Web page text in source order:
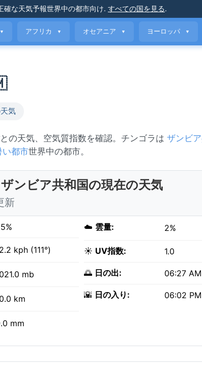
確な天気予報世界中の都市向け. すべての国を見る.
▼ アフリカ ▼ オセアニア ▼ ヨーロッパ ▼
気
の天気、空気質指数を確認。チンゴラは ザンビ
い都市世界中の都市。
ンビア共和国の現在の天気
新
kph (111°)
mb
km
mm
☁️ 雲量: 2%
☀️ UV指数: 1.0
🌅 日の出: 06:27 AM
🌇 日の入り: 06:02 PM